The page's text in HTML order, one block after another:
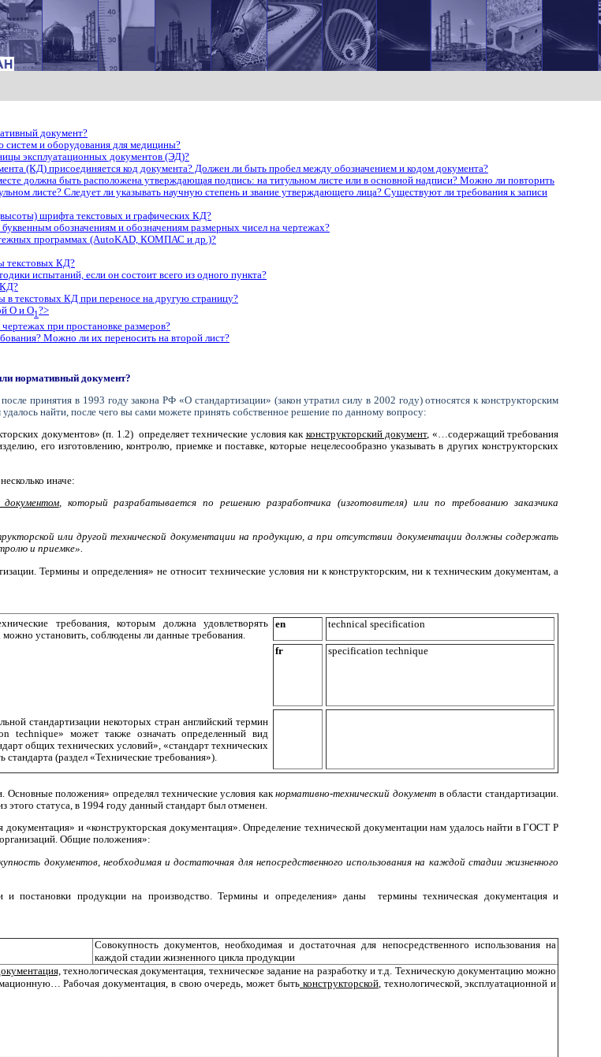
документ?
и оборудования для медицины?
эксплуатационных документов (ЭД)?
(КД) присоединяется код документа? Должен ли быть пробел между обозначением и кодом документа?
должна быть расположена утверждающая подпись: на титульном листе или в основной надписи? Можно ли повторить
листе? Следует ли указывать научную степень и звание утверждающего лица? Существуют ли требования к записи
шрифта текстовых и графических КД?
обозначениям и обозначениям размерных чисел на чертежах?
программах (AutoKAD, КОМПАС и др.)?
текстовых КД?
испытаний, если он состоит всего из одного пункта?
КД?
в текстовых КД при переносе на другую страницу?
О и О1?>
при простановке размеров?
Можно ли их переносить на второй лист?
нормативный документ?
принятия в 1993 году закона РФ «О стандартизации» (закон утратил силу в 2002 году) относятся к конструкторским
найти, после чего вы сами можете принять собственное решение по данному вопросу:
документов» (п. 1.2) определяет технические условия как конструкторский документ, «…содержащий требования
его изготовлению, контролю, приемке и поставке, которые нецелесообразно указывать в других конструкторских
иначе:
документом, который разрабатывается по решению разработчика (изготовителя) или по требованию заказчика
или другой технической документации на продукцию, а при отсутствии документации должны содержать
и приемке».
Термины и определения» не относит технические условия ни к конструкторским, ни к техническим документам, а
требования, которым должна удовлетворять
установить, соблюдены ли данные требования.
en technical specification
fr specification technique
стандартизации некоторых стран английский термин
technique» может также означать определенный вид
общих технических условий», «стандарт технических
(раздел «Технические требования»).
Основные положения» определял технические условия какнормативно-технический документ в области стандартизации.
этого статуса, в 1994 году данный стандарт был отменен.
документация» и «конструкторская документация». Определение технической документации нам удалось найти в ГОСТ Р
Общие положения»:
документов, необходимая и достаточная для непосредственного использования на каждой стадии жизненного
и постановки продукции на производство. Термины и определения» даны
термины техническая документация и
Совокупность документов, необходимая и достаточная для непосредственного использования на
каждой стадии жизненного цикла продукции
технологическая документация, техническое задание на разработку и т.д. Техническую документацию можно
Рабочая документация, в свою очередь, может быть конструкторской, технологической, эксплуатационной и